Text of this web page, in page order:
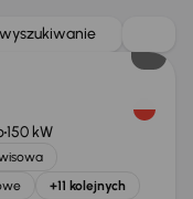
150 kW
+11 kolejnych